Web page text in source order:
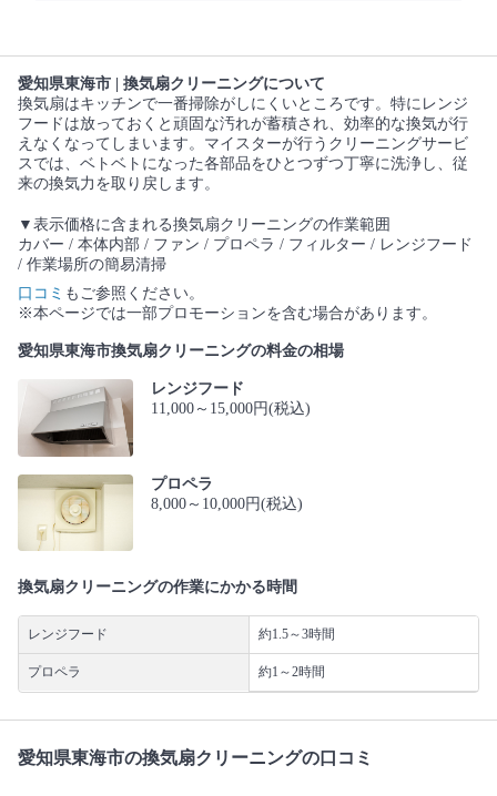
愛知県東海市 | 換気扇クリーニングについて
換気扇はキッチンで一番掃除がしにくいところです。特にレンジ
フードは放っておくと頑固な汚れが蓄積され、効率的な換気が行
えなくなってしまいます。マイスターが行うクリーニングサービ
スでは、ベトベトになった各部品をひとつずつ丁寧に洗浄し、従
来の換気力を取り戻します。
▼表示価格に含まれる換気扇クリーニングの作業範囲
カバー / 本体内部 / ファン / プロペラ / フィルター / レンジフード
/ 作業場所の簡易清掃
口コミ もご参照ください。
※本ページでは一部プロモーションを含む場合があります。
愛知県東海市換気扇クリーニングの料金の相場
レンジフード
11,000～15,000円(税込)
プロペラ
8,000～10,000円(税込)
換気扇クリーニングの作業にかかる時間
レンジフード 約1.5～3時間
プロペラ 約1～2時間
愛知県東海市の換気扇クリーニングの口コミ